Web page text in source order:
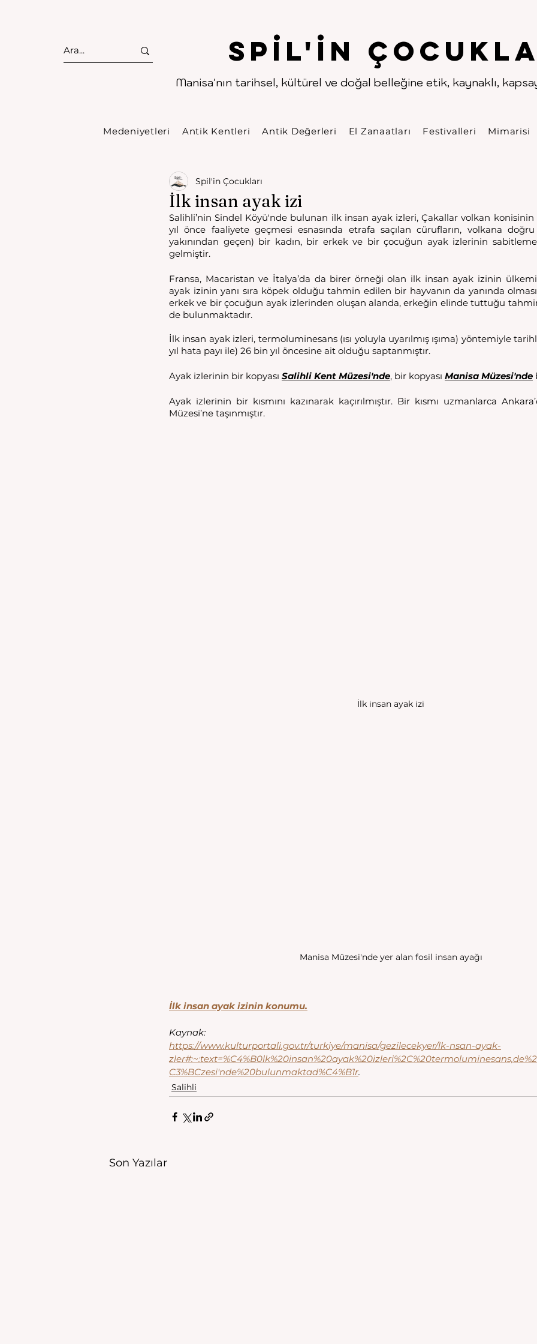
Spıl'in
Manisa'nın tarihsel, kültürel ve doğal belleğine etik, kaynaklı,
. .
Medeniyetleri Antik Kentleri Antik Değerleri El Zanaatları Festivalleri Mimarisi
İlk insan ayak izi
Spil'in Çocukları
Salihli’nin Sindel Köyü'nde bulunan ilk insan ayak izleri, Çakallar volkan
yıl önce faaliyete geçmesi esnasında etrafa saçılan cürufların, volkana
yakınından geçen) bir kadın, bir erkek ve bir çocuğun ayak izlerinin
gelmiştir.
Fransa, Macaristan ve İtalya’da da birer örneği olan ilk insan ayak izinin
ayak izinin yanı sıra köpek olduğu tahmin edilen bir hayvanın da yanında
erkek ve bir çocuğun ayak izlerinden oluşan alanda, erkeğin elinde tuttuğu
de bulunmaktadır.
İlk insan ayak izleri, termoluminesans (ısı yoluyla uyarılmış ışıma) yöntemiyle
yıl hata payı ile) 26 bin yıl öncesine ait olduğu saptanmıştır.
Ayak izlerinin bir kopyası Salihli Kent Müzesi'nde, bir kopyası Manisa Müzesi'nde
Ayak izlerinin bir kısmını kazınarak kaçırılmıştır. Bir kısmı uzmanlarca
Müzesi’ne taşınmıştır.
İlk insan ayak izi
Manisa Müzesi'nde yer alan fosil insan ayağı
İlk insan ayak izinin konumu.
Kaynak:
https://www.kulturportali.gov.tr/turkiye/manisa/gezilecekyer/lk-nsan-ayak-
C3%BCzesi'nde%20bulunmaktad%C4%B1r.
Salihli
Son Yazılar